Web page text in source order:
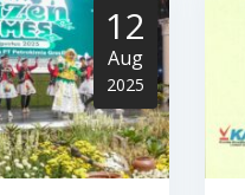
12
Aug
2025